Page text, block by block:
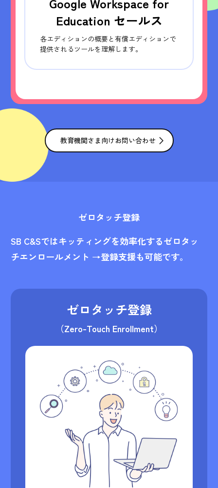
Education セールス
各エディションの概要と有償エディションで
提供されるツールを理解します。
教育機関さま向けお問い合わせ
ゼロタッチ登録
SB C&Sではキッティングを効率化するゼロタッ
チエンロールメント →登録支援も可能です。
ゼロタッチ登録
（Zero-Touch Enrollment）